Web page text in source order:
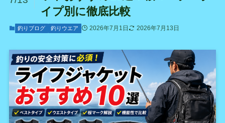
イプ別に徹底比較
釣りブログ 釣りウエア 2026年7月1日 2026年7月13日